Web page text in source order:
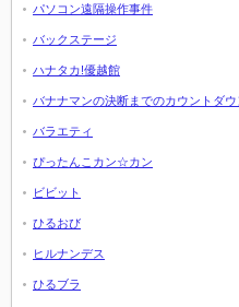
パソコン遠隔操作事件
バックステージ
ハナタカ!優越館
バナナマンの決断までのカウントダウ
バラエティ
ぴったんこカン☆カン
ビビット
ひるおび
ヒルナンデス
ひるブラ